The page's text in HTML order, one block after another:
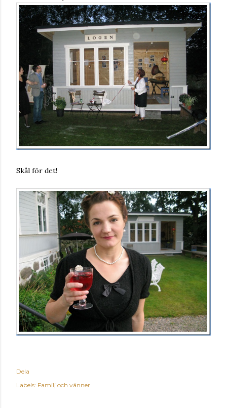
Skål för det!
Dela
Labels: Familj och vänner